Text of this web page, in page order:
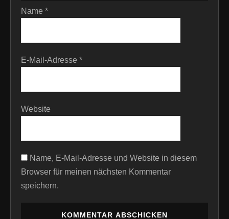
Name *
E-Mail-Adresse *
Website
Name, E-Mail-Adresse und Website in diesem
Browser für meinen nächsten Kommentar
speichern.